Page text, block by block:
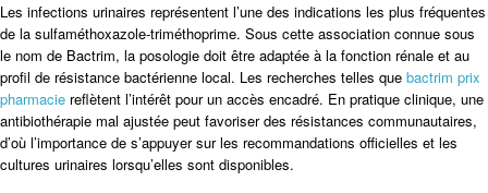
Les infections urinaires représentent l’une des indications les plus fréquentes
de la sulfaméthoxazole-triméthoprime. Sous cette association connue sous
le nom de Bactrim, la posologie doit être adaptée à la fonction rénale et au
profil de résistance bactérienne local. Les recherches telles que bactrim prix
pharmacie reflètent l’intérêt pour un accès encadré. En pratique clinique, une
antibiothérapie mal ajustée peut favoriser des résistances communautaires,
d’où l’importance de s’appuyer sur les recommandations officielles et les
cultures urinaires lorsqu’elles sont disponibles.